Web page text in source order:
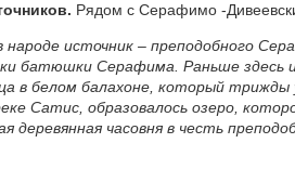
Рядом с Серафимо -
источник – преподобного
батюшки Серафима. Раньше здесь
в белом балахоне, который
Сатис, образовалось озеро,
деревянная часовня в честь